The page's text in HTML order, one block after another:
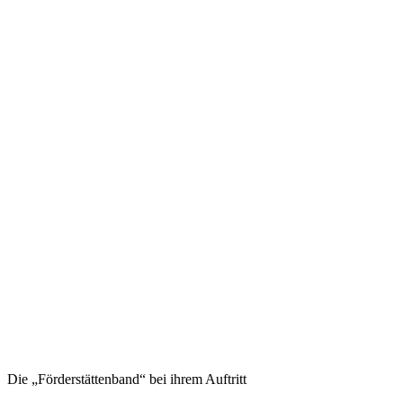
Die „Förderstättenband“ bei ihrem Auftritt